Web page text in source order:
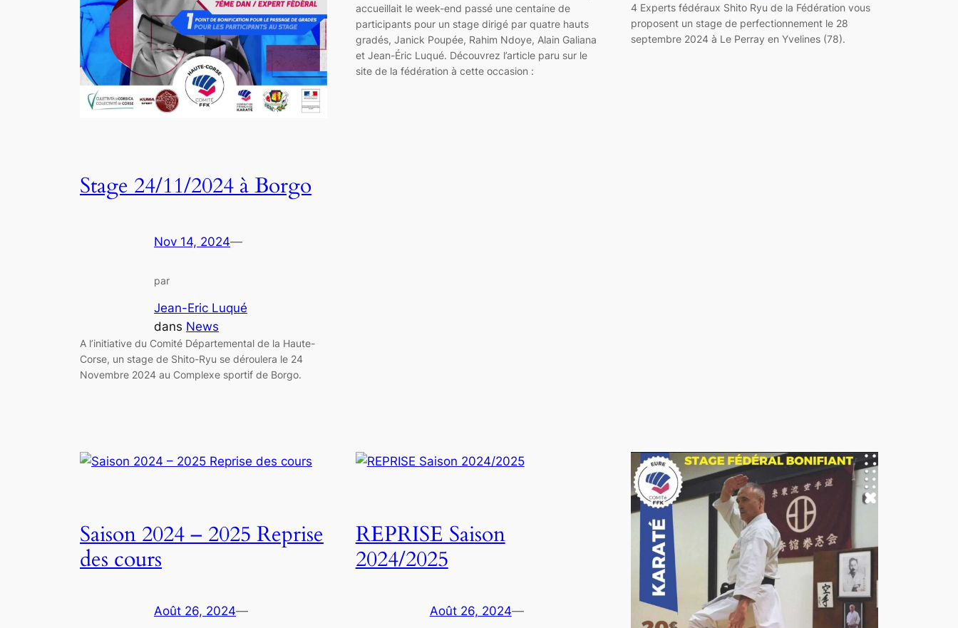
Stage 24/11/2024 à Borgo
Nov 14, 2024—
par
Jean-Eric Luqué
dans News
A l’initiative du Comité Départemental de la Haute-
Corse, un stage de Shito-Ryu se déroulera le 24
Novembre 2024 au Complexe sportif de Borgo.
accueillait le week-end passé une centaine de
participants pour un stage dirigé par quatre hauts
gradés, Janick Poupée, Rahim Ndoye, Alain Galiana
et Jean-Éric Luqué. Découvrez l’article paru sur le
site de la fédération à cette occasion :
4 Experts fédéraux Shito Ryu de la Fédération vous
proposent un stage de perfectionnement le 28
septembre 2024 à Le Perray en Yvelines (78).
Saison 2024 – 2025 Reprise
des cours
Août 26, 2024—
REPRISE Saison
2024/2025
Août 26, 2024—